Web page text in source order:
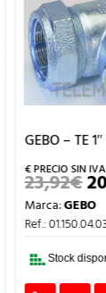
GEBO – TE
23,92€EL
Marca:GEBO
Ref.:
Stock